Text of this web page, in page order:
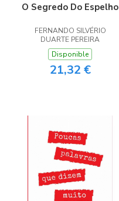
O Segredo Do Espelho
FERNANDO SILVÉRIO
DUARTE PEREIRA
Disponible
21,32 €